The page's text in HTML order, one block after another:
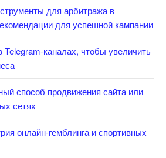
для арбитража в
для успешной кампании
Telegram-каналах, чтобы увеличить
способ продвижения сайта или
сетях
онлайн-гемблинга и спортивных